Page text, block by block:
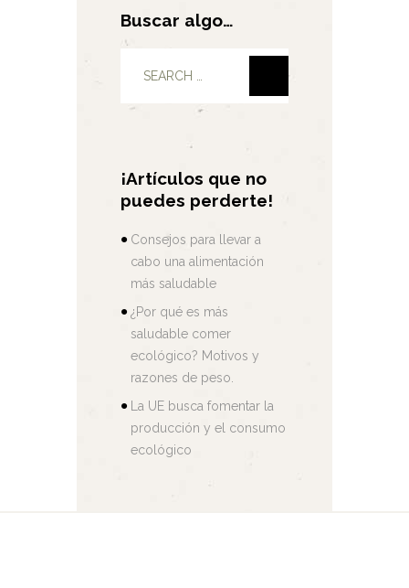
Buscar algo…
¡Artículos que no
puedes perderte!
Consejos para llevar a
cabo una alimentación
más saludable
¿Por qué es más
saludable comer
ecológico? Motivos y
razones de peso.
La UE busca fomentar la
producción y el consumo
ecológico